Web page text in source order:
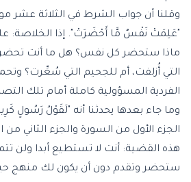
وقلنا أن جواب الشرط في الثلاثة عشر
"عَلِمَتْ نَفْسٌ مَّا أَحْضَرَتْ". إذا
ماذا ستحضر كل نفس؟ هل ما أنت
التي أُزلفت، أم للجحيم التي سُعِّرت؟
الفردية المسؤولية كاملة أمام تلك
وما جاء بعدها يحدثنا أنه " لَقَوْلُ رَسُولٍ
الجزء الأول من السورة والجزء الثاني من
هذه القضية: أنت لا تستطيع أبدا ولن
ستحضر وتقدم دون أن يكون لك منهج